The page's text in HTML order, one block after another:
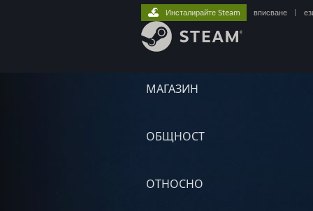
МАГАЗИН
ОБЩНОСТ
ОТНОСНО
Инсталирайте Steam вписване